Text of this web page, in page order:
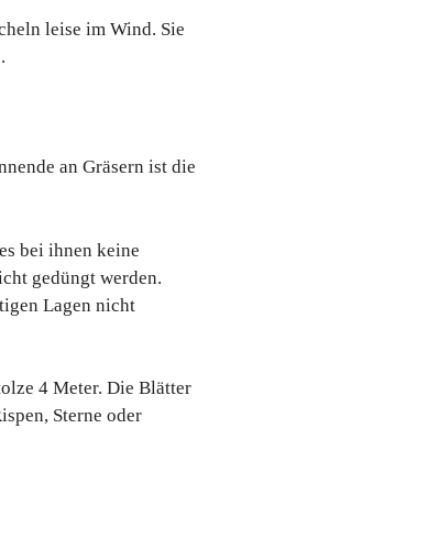
leise im Wind. Sie
an Gräsern ist die
bei ihnen keine
gedüngt werden.
Lagen nicht
4 Meter. Die Blätter
Sterne oder